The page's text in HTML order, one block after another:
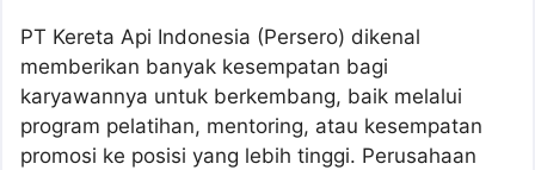
PT Kereta Api Indonesia (Persero) dikenal
memberikan banyak kesempatan bagi
karyawannya untuk berkembang, baik melalui
program pelatihan, mentoring, atau kesempatan
promosi ke posisi yang lebih tinggi. Perusahaan